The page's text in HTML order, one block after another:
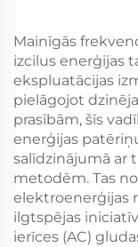
Mainīgās
izcilus enerģijas
ekspluatācijas
pielāgojot
prasībām, šīs
enerģijas
salīdzinājumā ar
metodēm. Tas
elektroenerģijas
ilgtspējas
ierīces (AC)